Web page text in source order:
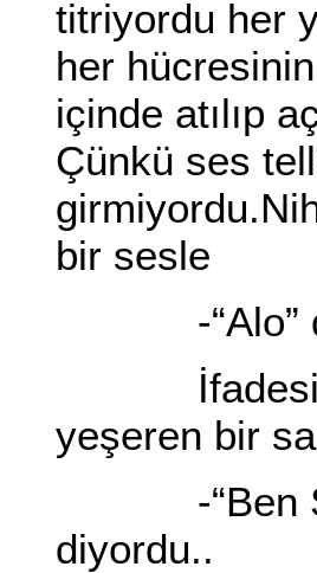
titriyordu her
her
içinde atılıp
Çünkü ses
bir sesle
-“Alo”
İfadesinde
yeşeren bir
-“Ben
diyordu..